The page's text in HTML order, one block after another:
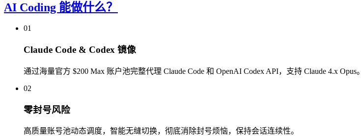
AI Coding 能做什么？
01
Claude Code & Codex 镜像
通过海量官方 $200 Max 账户池完整代理 Claude Code 和 OpenAI Codex API，支持 Claude 4.x Opus。
02
零封号风险
高质量账号池动态调度，智能无缝切换，彻底消除封号烦恼，保持会话连续性。